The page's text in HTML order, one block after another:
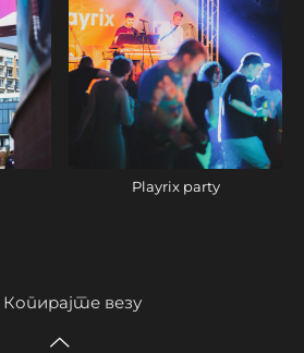
Playrix party
Копирајте везу